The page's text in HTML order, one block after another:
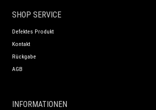
SHOP SERVICE
Defektes Produkt
Kontakt
Rückgabe
AGB
INFORMATIONEN